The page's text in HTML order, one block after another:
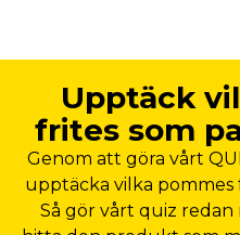
Upptäck
frites som
Genom att göra vårt
upptäcka vilka pommes
Så gör vårt quiz redan